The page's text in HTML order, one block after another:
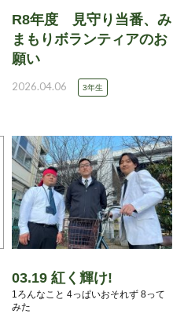
R8年度 見守り当番、み
まもりボランティアのお
願い
2026.04.06 3年生
03.19 紅く輝け!
1ろんなこと 4っぱいおそれず 8って
みた